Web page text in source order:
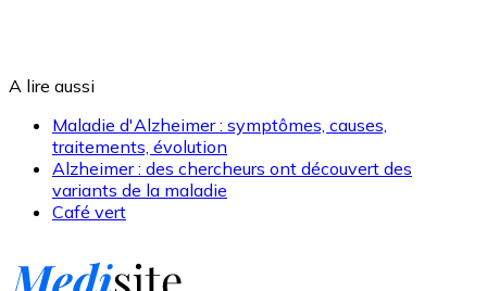
A lire aussi
Maladie d'Alzheimer : symptômes, causes,
traitements, évolution
Alzheimer : des chercheurs ont découvert des
variants de la maladie
Café vert